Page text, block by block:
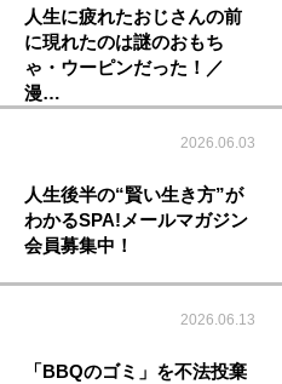
人生に疲れたおじさんの前
に現れたのは謎のおもち
ゃ・ウーピンだった！／
漫…
2026.06.03
人生後半の“賢い生き方”が
わかるSPA!メールマガジン
会員募集中！
2026.06.13
「BBQのゴミ」を不法投棄